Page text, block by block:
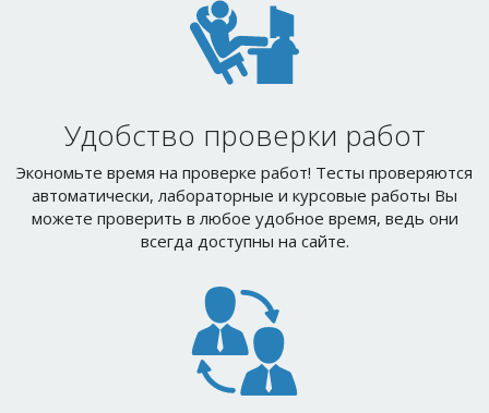
Удобство проверки работ
Экономьте время на проверке работ! Тесты проверяются
автоматически, лабораторные и курсовые работы Вы
можете проверить в любое удобное время, ведь они
всегда доступны на сайте.
Коллективная деятельность